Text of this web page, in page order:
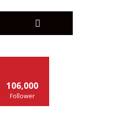
106,000
Follower